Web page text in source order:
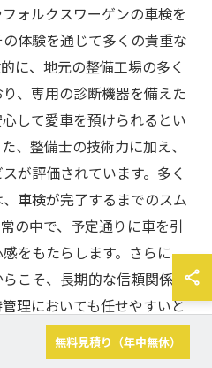
ォルクスワーゲンの車検を
体験を通じて多くの貴重な
に、地元の整備工場の多く
、専用の診断機器を備えた
して愛車を預けられるとい
、整備士の技術力に加え、
が評価されています。多く
車検が完了するまでのスム
の中で、予定通りに車を引
をもたらします。さらに、
こそ、長期的な信頼関係を
理においても任せやすいと
無料見積り（年中無休）